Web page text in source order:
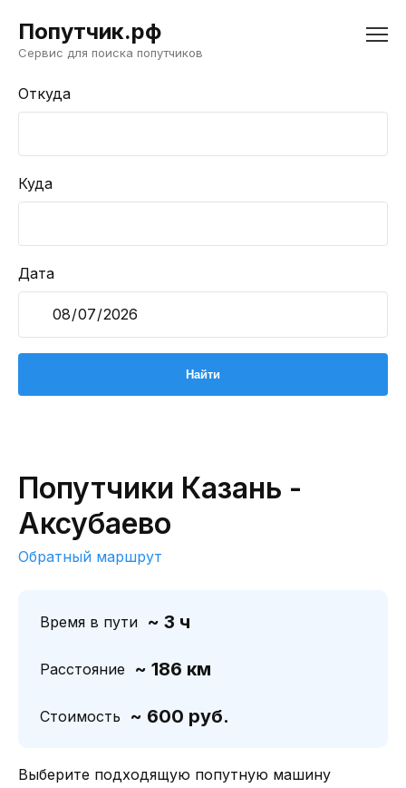
Попутчик.рф
Сервис для поиска попутчиков
Откуда
Куда
Дата
Попутчики Казань -
Аксубаево
Обратный маршрут
Время в пути ~ 3 ч
Расстояние ~ 186 км
Стоимость ~ 600 руб.
Выберите подходящую попутную машину